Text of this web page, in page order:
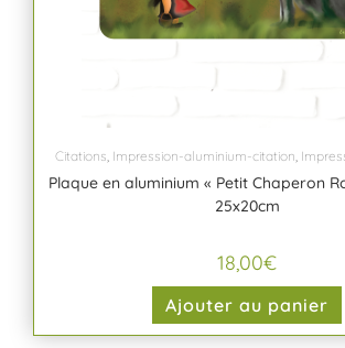
Citations, Impression-aluminium-citation,
Plaque en aluminium « Petit Chaperon
25x20cm
18,00€
Ajouter au panier